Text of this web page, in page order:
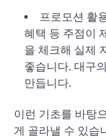
프로모션 활
혜택 등 주점이
을 체크해 실제
좋습니다. 대구
만듭니다.
이런 기초를 바탕
게 골라낼 수 있습